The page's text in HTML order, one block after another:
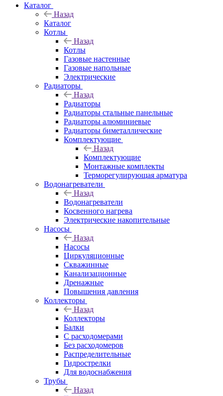
Каталог
Назад
Каталог
Котлы
Назад
Котлы
Газовые настенные
Газовые напольные
Электрические
Радиаторы
Назад
Радиаторы
Радиаторы стальные панельные
Радиаторы алюминиевые
Радиаторы биметаллические
Комплектующие
Назад
Комплектующие
Монтажные комплекты
Терморегулирующая арматура
Водонагреватели
Назад
Водонагреватели
Косвенного нагрева
Электрические накопительные
Насосы
Назад
Насосы
Циркуляционные
Скважинные
Канализационные
Дренажные
Повышения давления
Коллекторы
Назад
Коллекторы
Балки
С расходомерами
Без расходомеров
Распределительные
Гидрострелки
Для водоснабжения
Трубы
Назад